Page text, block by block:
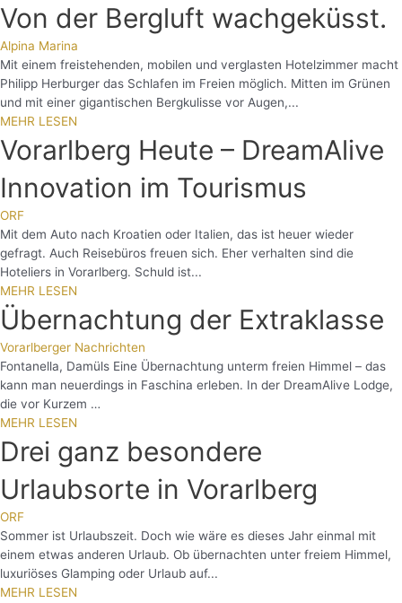
Von der Bergluft wachgeküsst.
Alpina Marina
Mit einem freistehenden, mobilen und verglasten Hotelzimmer macht
Philipp Herburger das Schlafen im Freien möglich. Mitten im Grünen
und mit einer gigantischen Bergkulisse vor Augen,...
MEHR LESEN
Vorarlberg Heute – DreamAlive
Innovation im Tourismus
ORF
Mit dem Auto nach Kroatien oder Italien, das ist heuer wieder
gefragt. Auch Reisebüros freuen sich. Eher verhalten sind die
Hoteliers in Vorarlberg. Schuld ist...
MEHR LESEN
Übernachtung der Extraklasse
Vorarlberger Nachrichten
Fontanella, Damüls Eine Übernachtung unterm freien Himmel – das
kann man neuerdings in Faschina erleben. In der DreamAlive Lodge,
die vor Kurzem …
MEHR LESEN
Drei ganz besondere
Urlaubsorte in Vorarlberg
ORF
Sommer ist Urlaubszeit. Doch wie wäre es dieses Jahr einmal mit
einem etwas anderen Urlaub. Ob übernachten unter freiem Himmel,
luxuriöses Glamping oder Urlaub auf...
MEHR LESEN